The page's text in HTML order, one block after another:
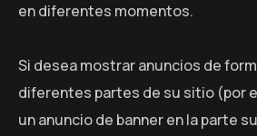
en diferentes momentos.
Si desea mostrar anuncios de
diferentes partes de su sitio (por
un anuncio de banner en la parte